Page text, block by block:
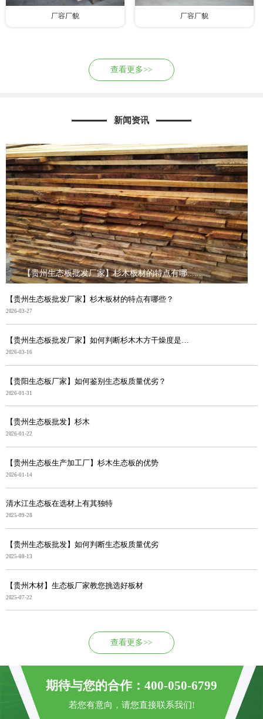
厂容厂貌 厂容厂貌
查看更多>>
新闻资讯
【贵州生态板批发厂家】杉木板材的特点有哪......
【贵州生态板批发厂家】杉木板材的特点有哪些？
2026-03-27
2026-03-16
【贵阳生态板厂家】如何鉴别生态板质量优劣？
2026-01-31
【贵州生态板批发】杉木
2026-01-22
【贵州生态板生产加工厂】杉木生态板的优势
2026-01-14
清水江生态板在选材上有其独特
2025-09-28
【贵州生态板批发】如何判断生态板质量优劣
2025-08-13
【贵州木材】生态板厂家教您挑选好板材
2025-07-22
查看更多>>
期待与您的合作：400-050-6799
若您有意向，请您直接联系我们!